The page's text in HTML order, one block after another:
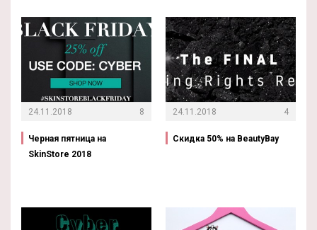
24.11.2018 8
Черная пятница на
SkinStore 2018
24.11.2018 4
Скидка 50% на BeautyBay